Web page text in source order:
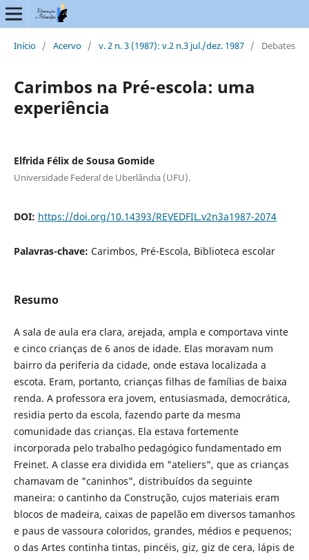
Início / Acervo / v. 2 n. 3 (1987): v.2 n.3 jul./dez. 1987 / Debates
Carimbos na Pré-escola: uma
experiência
Elfrida Félix de Sousa Gomide
Universidade Federal de Uberlândia (UFU).
DOI: https://doi.org/10.14393/REVEDFIL.v2n3a1987-2074
Palavras-chave: Carimbos, Pré-Escola, Biblioteca escolar
Resumo
A sala de aula era clara, arejada, ampla e comportava vinte
e cinco crianças de 6 anos de idade. Elas moravam num
bairro da periferia da cidade, onde estava localizada a
escota. Eram, portanto, crianças filhas de famílias de baixa
renda. A professora era jovem, entusiasmada, democrática,
residia perto da escola, fazendo parte da mesma
comunidade das crianças. Ela estava fortemente
incorporada pelo trabalho pedagógico fundamentado em
Freinet. A classe era dividida em "ateliers", que as crianças
chamavam de "caninhos", distribuídos da seguinte
maneira: o cantinho da Construção, cujos materiais eram
blocos de madeira, caixas de papelão em diversos tamanhos
e paus de vassoura coloridos, grandes, médios e pequenos;
o das Artes continha tintas, pincéis, giz, giz de cera, lápis de